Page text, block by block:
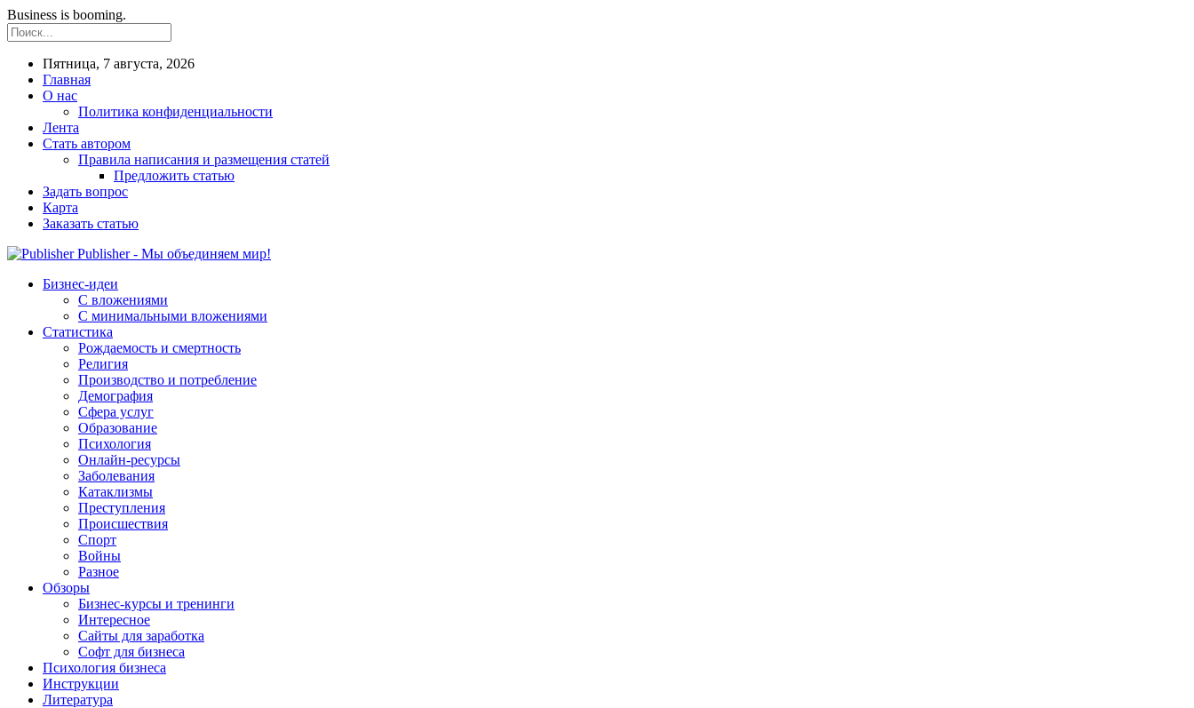
Business is booming.
Пятница, 7 августа, 2026
Главная
О нас
Политика конфиденциальности
Лента
Стать автором
Правила написания и размещения статей
Предложить статью
Задать вопрос
Карта
Заказать статью
Publisher - Мы объединяем мир!
Бизнес-идеи
С вложениями
С минимальными вложениями
Статистика
Рождаемость и смертность
Религия
Производство и потребление
Демография
Сфера услуг
Образование
Психология
Онлайн-ресурсы
Заболевания
Катаклизмы
Преступления
Происшествия
Спорт
Войны
Разное
Обзоры
Бизнес-курсы и тренинги
Интересное
Сайты для заработка
Софт для бизнеса
Психология бизнеса
Инструкции
Литература